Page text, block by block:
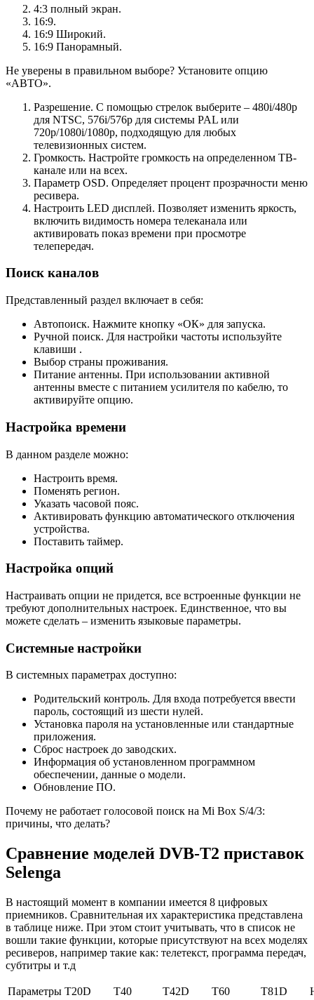
4:3 полный экран.
16:9.
16:9 Широкий.
16:9 Панорамный.
Не уверены в правильном выборе? Установите опцию
«АВТО».
Разрешение. С помощью стрелок выберите – 480i/480р
для NTSC, 576i/576p для системы PAL или
720р/1080i/1080p, подходящую для любых
телевизионных систем.
Громкость. Настройте громкость на определенном ТВ-
канале или на всех.
Параметр OSD. Определяет процент прозрачности меню
ресивера.
Настроить LED дисплей. Позволяет изменить яркость,
включить видимость номера телеканала или
активировать показ времени при просмотре
телепередач.
Поиск каналов
Представленный раздел включает в себя:
Автопоиск. Нажмите кнопку «ОК» для запуска.
Ручной поиск. Для настройки частоты используйте
клавиши .
Выбор страны проживания.
Питание антенны. При использовании активной
антенны вместе с питанием усилителя по кабелю, то
активируйте опцию.
Настройка времени
В данном разделе можно:
Настроить время.
Поменять регион.
Указать часовой пояс.
Активировать функцию автоматического отключения
устройства.
Поставить таймер.
Настройка опций
Настраивать опции не придется, все встроенные функции не
требуют дополнительных настроек. Единственное, что вы
можете сделать – изменить языковые параметры.
Системные настройки
В системных параметрах доступно:
Родительский контроль. Для входа потребуется ввести
пароль, состоящий из шести нулей.
Установка пароля на установленные или стандартные
приложения.
Сброс настроек до заводских.
Информация об установленном программном
обеспечении, данные о модели.
Обновление ПО.
Почему не работает голосовой поиск на Mi Box S/4/3:
причины, что делать?
Сравнение моделей DVB-T2 приставок
Selenga
В настоящий момент в компании имеется 8 цифровых
приемников. Сравнительная их характеристика представлена
в таблице ниже. При этом стоит учитывать, что в список не
вошли такие функции, которые присутствуют на всех моделях
ресиверов, например такие как: телетекст, программа передач,
субтитры и т.д
Параметры T20D T40 T42D T60 T81D